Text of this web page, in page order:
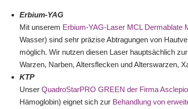
Erbium-YAG
Mit unserem Erbium-YAG-Laser MCL Dermablate
Wasser) sind sehr präzise Abtragungen von
möglich. Wir nutzen diesen Laser hauptsächlich
Warzen, Narben, Altersflecken und Alterswarzen,
KTP
Unser QuadroStarPRO GREEN der Firma
Hämoglobin) eignet sich zur Behandlung von